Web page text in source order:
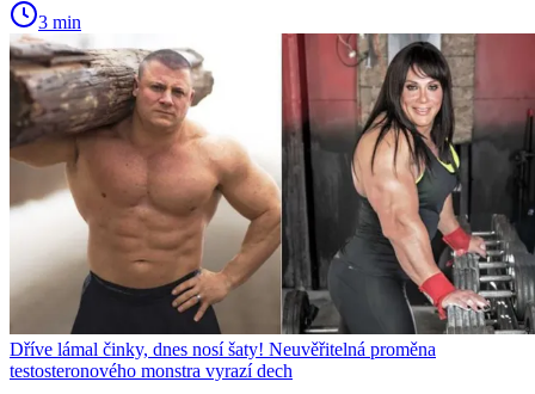
3 min
Dříve lámal činky, dnes nosí šaty! Neuvěřitelná proměna
testosteronového monstra vyrazí dech